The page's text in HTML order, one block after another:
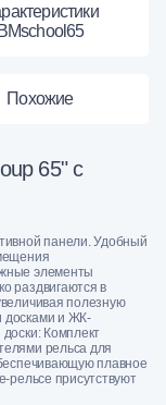
BMschool65
Похожие
65" с
панели. Удобный
элементы
раздвигаются в
полезную
досками и ЖК-
Комплект
рельса для
плавное
рельсе присутствуют